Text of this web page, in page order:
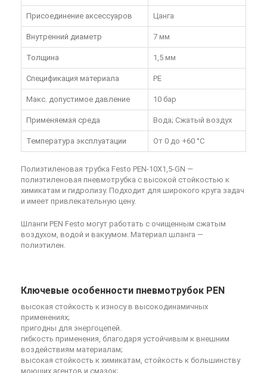
Присоединение аксессуаров Цанга
Внутренний диаметр 7 мм
Толщина 1,5 мм
Спецификация материала PE
Макс. допустимое давление 10 бар
Применяемая среда Вода; Сжатый воздух
Температура эксплуатации От 0 до +60 °C
Полиэтиленовая трубка Festo PEN-10X1,5-GN —
полиэтиленовая пневмотрубка с высокой стойкостью к
химикатам и гидролизу. Подходит для широкого круга задач
и имеет привлекательную цену.
Шланги PEN Festo могут работать с очищенным сжатым
воздухом, водой и вакуумом. Материал шланга —
полиэтилен.
Ключевые особенности пневмотрубок PEN
высокая стойкость к износу в высокодинамичных
применениях;
пригодны для энергоцепей.
гибкость применения, благодаря устойчивым к внешним
воздействиям материалам;
высокая стойкость к химикатам, стойкость к большинству
моющих агентов и смазок;